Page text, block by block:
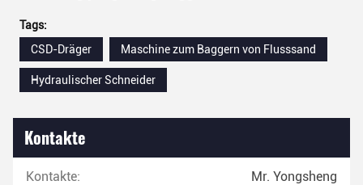
Tags:
CSD-Dräger
Maschine zum Baggern von Flusssand
Hydraulischer Schneider
Kontakte
Kontakte: Mr. Yongsheng